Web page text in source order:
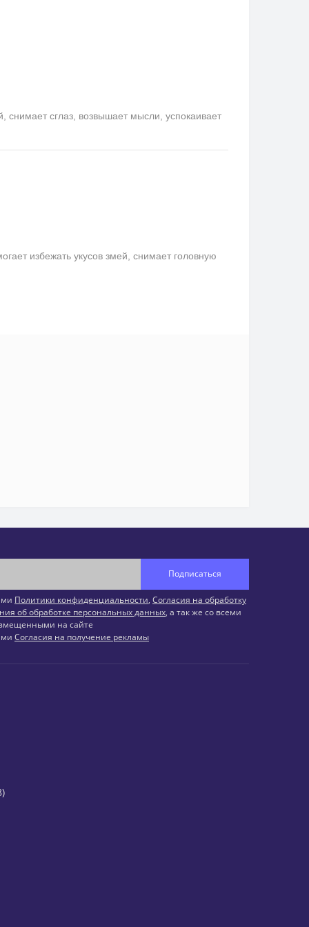
сглаз, возвышает мысли, успокаивает
избежать укусов змей, снимает головную
Подписаться
Политики конфиденциальности, Согласия на обработку
об обработке персональных данных, а так же со всеми
на сайте
Согласия на получение рекламы